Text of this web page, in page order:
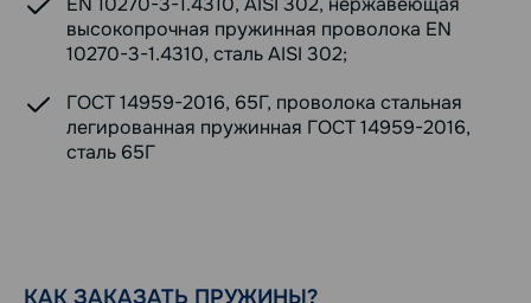
высокопрочная пружинная проволока EN
10270-3-1.4310, сталь AISI 302;
ГОСТ 14959-2016, 65Г, проволока стальная
легированная пружинная ГОСТ 14959-2016,
сталь 65Г
КАК ЗАКАЗАТЬ ПРУЖИНЫ?